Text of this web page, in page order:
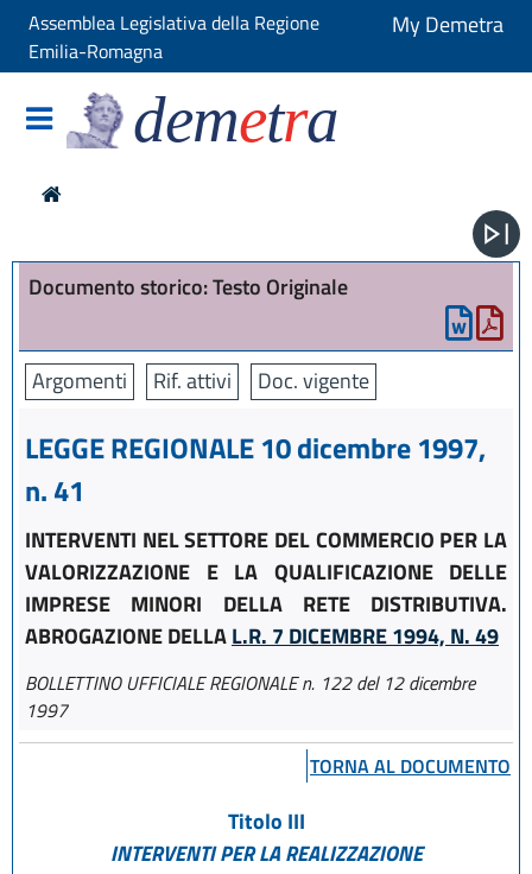
Assemblea Legislativa della Regione
Emilia-Romagna
My Demetra
demetra
Documento storico: Testo Originale
Argomenti Rif. attivi Doc. vigente
LEGGE REGIONALE 10 dicembre 1997,
n. 41
INTERVENTI NEL SETTORE DEL COMMERCIO PER LA
VALORIZZAZIONE E LA QUALIFICAZIONE DELLE
IMPRESE MINORI DELLA RETE DISTRIBUTIVA.
ABROGAZIONE DELLAL.R. 7 DICEMBRE 1994, N. 49
BOLLETTINO UFFICIALE REGIONALE n. 122 del 12 dicembre
1997
TORNA AL DOCUMENTO
Titolo III
INTERVENTI PER LA REALIZZAZIONE